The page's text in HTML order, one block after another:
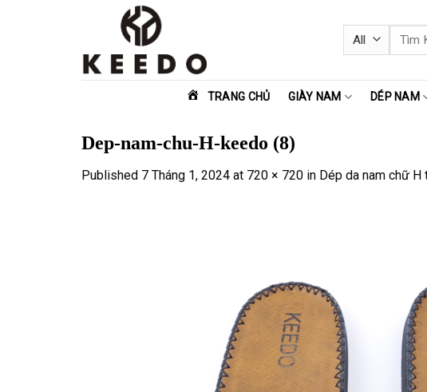
Tìm
kiếm:
TRANG CHỦ GIÀY NAM DÉP NAM
Dep-nam-chu-H-keedo (8)
Published 7 Tháng 1, 2024 at 720 × 720 in Dép da nam chữ H